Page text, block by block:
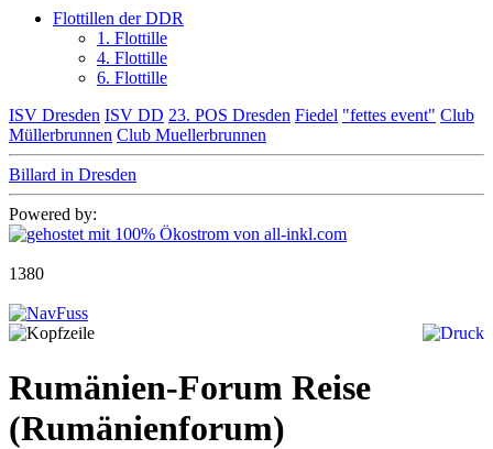
Flottillen der DDR
1. Flottille
4. Flottille
6. Flottille
ISV Dresden ISV DD 23. POS Dresden Fiedel "fettes event" Club
Müllerbrunnen Club Muellerbrunnen
Billard in Dresden
Powered by:
1380
Rumänien-Forum Reise
(Rumänienforum)